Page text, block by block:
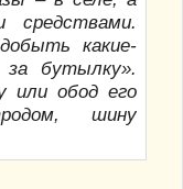
какие-
бутылку».
или обод его
шину